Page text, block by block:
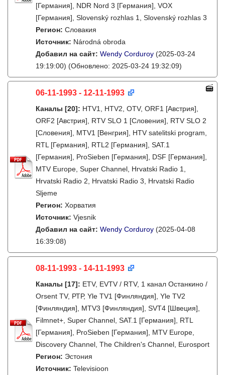
[Германия], NDR Nord 3 [Германия], VOX
[Германия], Slovenský rozhlas 1, Slovenský rozhlas 3
Регион: Словакия
Источник: Národná obroda
Добавил на сайт: Wendy Corduroy (2025-03-24
19:19:00) (Обновлено: 2025-03-24 19:32:09)
06-11-1993 - 12-11-1993
Каналы [20]: HTV1, HTV2, OTV, ORF1 [Австрия],
ORF2 [Австрия], RTV SLO 1 [Словения], RTV SLO 2
[Словения], MTV1 [Венгрия], HTV satelitski program,
RTL [Германия], RTL2 [Германия], SAT.1
[Германия], ProSieben [Германия], DSF [Германия],
MTV Europe, Super Channel, Hrvatski Radio 1,
Hrvatski Radio 2, Hrvatski Radio 3, Hrvatski Radio
Sljeme
Регион: Хорватия
Источник: Vjesnik
Добавил на сайт: Wendy Corduroy (2025-04-08
16:39:08)
08-11-1993 - 14-11-1993
Каналы [17]: ETV, EVTV / RTV, 1 канал Останкино /
Orsent TV, РТР, Yle TV1 [Финляндия], Yle TV2
[Финляндия], MTV3 [Финляндия], SVT4 [Швеция],
Filmnet+, Super Channel, SAT.1 [Германия], RTL
[Германия], ProSieben [Германия], MTV Europe,
Discovery Channel, The Children's Channel, Eurosport
Регион: Эстония
Источник: Televisioon